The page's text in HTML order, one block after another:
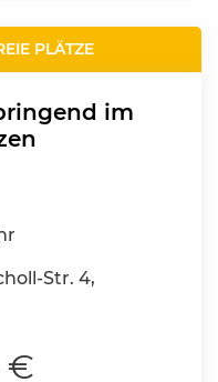
PLÄTZE
im
Str. 4,
€